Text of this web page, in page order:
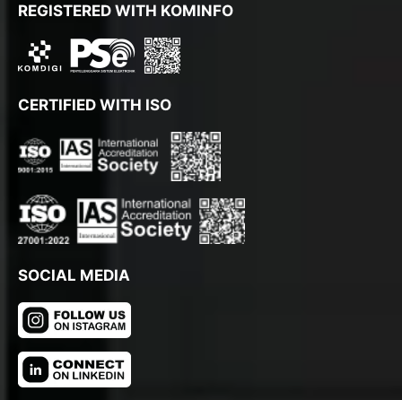
REGISTERED WITH KOMINFO
CERTIFIED WITH ISO
SOCIAL MEDIA